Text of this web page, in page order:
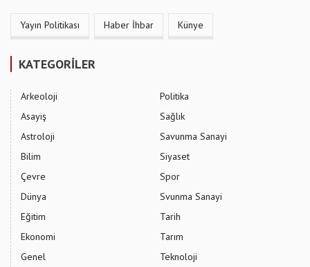
Yayın Politikası Haber İhbar Künye
KATEGORİLER
Arkeoloji
Asayiş
Astroloji
Bilim
Çevre
Dünya
Eğitim
Ekonomi
Genel
Politika
Sağlık
Savunma Sanayi
Siyaset
Spor
Svunma Sanayi
Tarih
Tarım
Teknoloji